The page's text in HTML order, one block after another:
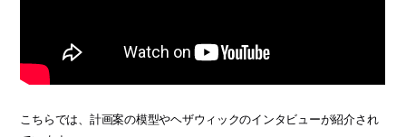
こちらでは、計画案の模型やヘザウィックのインタビューが紹介され